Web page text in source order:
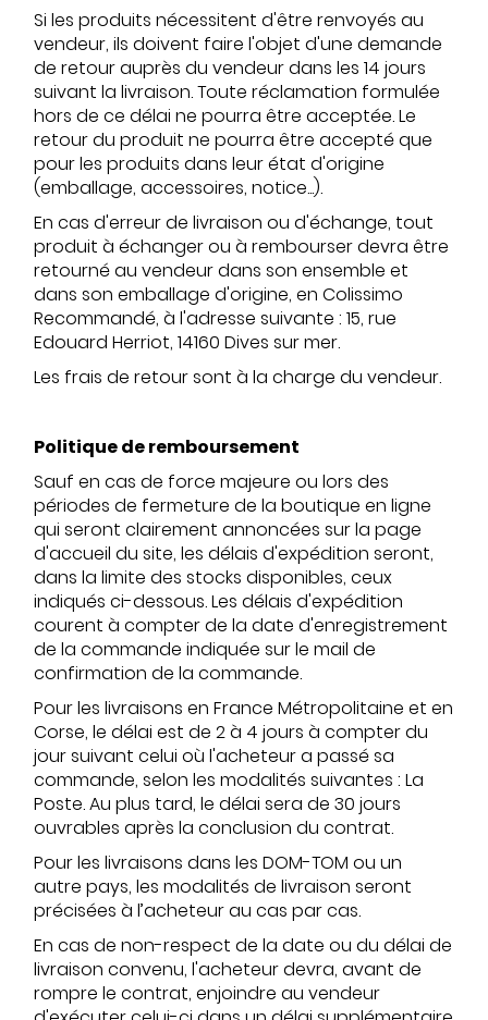
Si les produits nécessitent d'être renvoyés au
vendeur, ils doivent faire l'objet d'une demande
de retour auprès du vendeur dans les 14 jours
suivant la livraison. Toute réclamation formulée
hors de ce délai ne pourra être acceptée. Le
retour du produit ne pourra être accepté que
pour les produits dans leur état d'origine
(emballage, accessoires, notice...).
En cas d'erreur de livraison ou d'échange, tout
produit à échanger ou à rembourser devra être
retourné au vendeur dans son ensemble et
dans son emballage d'origine, en Colissimo
Recommandé, à l'adresse suivante : 15, rue
Edouard Herriot, 14160 Dives sur mer.
Les frais de retour sont à la charge du vendeur.
Politique de remboursement
Sauf en cas de force majeure ou lors des
périodes de fermeture de la boutique en ligne
qui seront clairement annoncées sur la page
d'accueil du site, les délais d'expédition seront,
dans la limite des stocks disponibles, ceux
indiqués ci-dessous. Les délais d'expédition
courent à compter de la date d'enregistrement
de la commande indiquée sur le mail de
confirmation de la commande.
Pour les livraisons en France Métropolitaine et en
Corse, le délai est de 2 à 4 jours à compter du
jour suivant celui où l'acheteur a passé sa
commande, selon les modalités suivantes : La
Poste. Au plus tard, le délai sera de 30 jours
ouvrables après la conclusion du contrat.
Pour les livraisons dans les DOM-TOM ou un
autre pays, les modalités de livraison seront
précisées à l’acheteur au cas par cas.
En cas de non-respect de la date ou du délai de
livraison convenu, l'acheteur devra, avant de
rompre le contrat, enjoindre au vendeur